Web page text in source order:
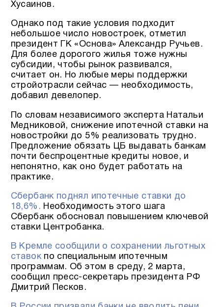
Хусаинов.
Однако под такие условия подходит
небольшое число новостроек, отметил
президент ГК «Основа» Александр Ручьев.
Для более дорогого жилья тоже нужны
субсидии, чтобы рынок развивался,
считает он. Но любые меры поддержки
стройотрасли сейчас — необходимость,
добавил девелопер.
По словам независимого эксперта Натальи
Медниковой, снижение ипотечной ставки на
новостройки до 5% реализовать трудно.
Предложение обязать ЦБ выдавать банкам
почти беспроцентные кредиты новое, и
непонятно, как оно будет работать на
практике.
Сбербанк поднял ипотечные ставки до
18,6%. Необходимость этого шага
Сбербанк обосновал повышением ключевой
ставки Центробанка.
В Кремле сообщили о сохранении льготных
ставокпо специальным ипотечным
программам. Об этом в среду, 2 марта,
сообщил пресс-секретарь президента РФ
Дмитрий Песков.